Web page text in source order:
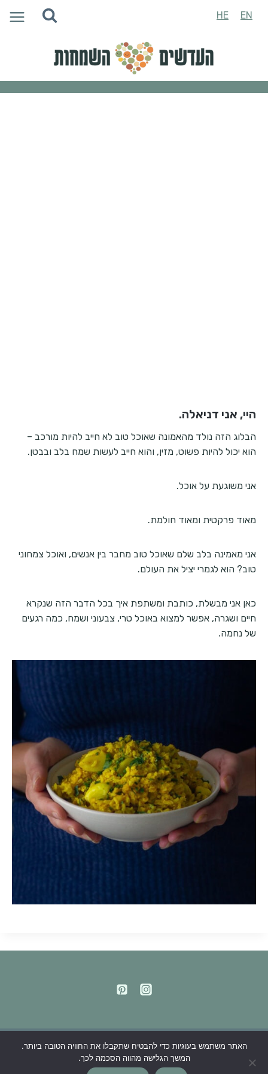
EN
HE
היי, אני דניאלה.
הבלוג הזה נולד מהאמונה שאוכל טוב לא חייב להיות מורכב –
הוא יכול להיות פשוט, מזין, והוא חייב לעשות שמח בלב ובבטן.
אני משוגעת על אוכל.
מאוד פרקטית ומאוד חולמת.
אני מאמינה בלב שלם שאוכל טוב מחבר בין אנשים, ואוכל צמחוני
טוב? הוא לגמרי יציל את העולם.
כאן אני מבשלת, כותבת ומשתפת איך בכל הדבר הזה שנקרא
חיים ושגרה, אפשר למצוא באוכל טרי, צבעוני ושמח, כמה רגעים
של נחמה.
© 2026 העדשים השמחות
מדיניות פרטיות
האתר משתמש בעוגיות כדי להבטיח שתקבלו את החוויה הטובה ביותר.
המשך הגלישה מהווה הסכמה לכך.